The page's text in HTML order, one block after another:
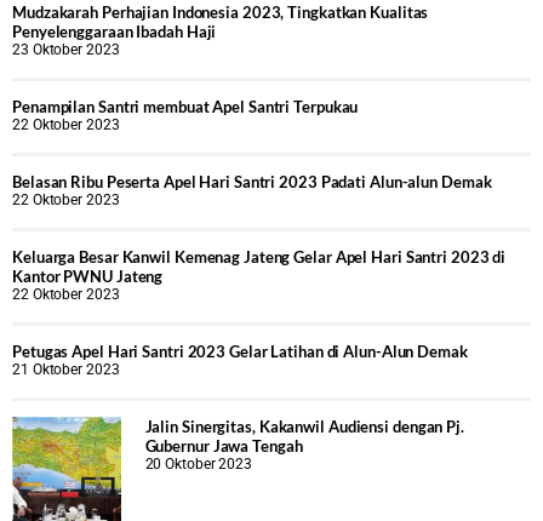
Mudzakarah Perhajian Indonesia 2023, Tingkatkan Kualitas
Penyelenggaraan Ibadah Haji
23 Oktober 2023
Penampilan Santri membuat Apel Santri Terpukau
22 Oktober 2023
Belasan Ribu Peserta Apel Hari Santri 2023 Padati Alun-alun Demak
22 Oktober 2023
Keluarga Besar Kanwil Kemenag Jateng Gelar Apel Hari Santri 2023 di
Kantor PWNU Jateng
22 Oktober 2023
Petugas Apel Hari Santri 2023 Gelar Latihan di Alun-Alun Demak
21 Oktober 2023
Jalin Sinergitas, Kakanwil Audiensi dengan Pj.
Gubernur Jawa Tengah
20 Oktober 2023